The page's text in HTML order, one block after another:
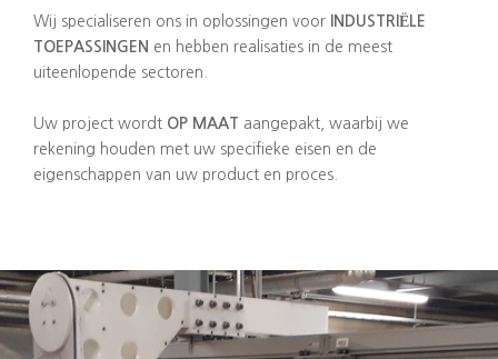
Wij specialiseren ons in oplossingen voor
INDUSTRIËLE
TOEPASSINGEN en hebben realisaties in de meest
uiteenlopende sectoren.
Uw project wordt OP MAAT aangepakt, waarbij we
rekening houden met uw specifieke eisen en de
eigenschappen van uw product en proces.